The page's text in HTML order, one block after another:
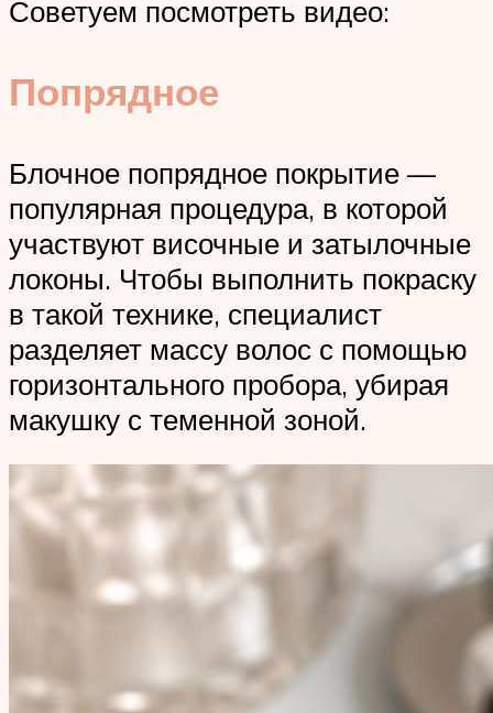
Советуем посмотреть видео:
Попрядное
Блочное попрядное покрытие —
популярная процедура, в которой
участвуют височные и затылочные
локоны. Чтобы выполнить покраску
в такой технике, специалист
разделяет массу волос с помощью
горизонтального пробора, убирая
макушку с теменной зоной.